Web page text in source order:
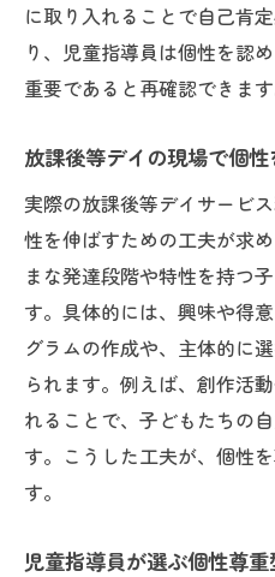
に取り入れることで自己肯
り、児童指導員は個性を認
重要であると再確認できます
放課後等デイの現場で個
実際の放課後等デイサービ
性を伸ばすための工夫が求
まな発達段階や特性を持つ
す。具体的には、興味や得
グラムの作成や、主体的に
られます。例えば、創作活
れることで、子どもたちの
す。こうした工夫が、個性
す。
児童指導員が選ぶ個性尊